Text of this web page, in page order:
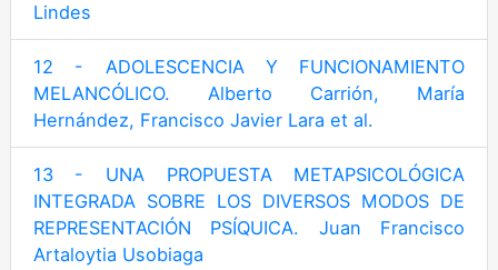
Lindes
12 - ADOLESCENCIA Y FUNCIONAMIENTO
MELANCÓLICO. Alberto Carrión, María
Hernández, Francisco Javier Lara et al.
13 - UNA PROPUESTA METAPSICOLÓGICA
INTEGRADA SOBRE LOS DIVERSOS MODOS DE
REPRESENTACIÓN PSÍQUICA. Juan Francisco
Artaloytia Usobiaga